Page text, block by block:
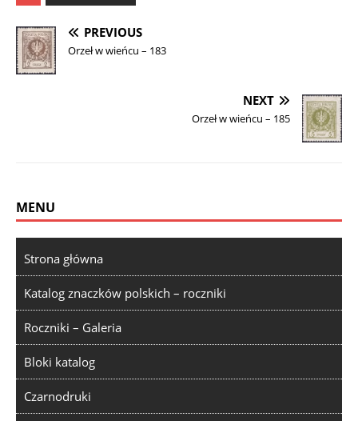
PREVIOUS
Orzeł w wieńcu – 183
NEXT
Orzeł w wieńcu – 185
MENU
Strona główna
Katalog znaczków polskich – roczniki
Roczniki – Galeria
Bloki katalog
Czarnodruki